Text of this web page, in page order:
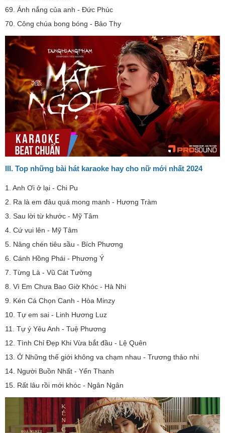
69. Ánh nắng của anh - Đức Phúc
70. Công chúa bong bóng - Bảo Thy
III. Top những bài hát karaoke hay cho nữ mới nhất 2024
1. Anh Ơi ở lại - Chi Pu
2. Ra là em đâu quá mong manh - Hương Tràm
3. Sau lời từ khước - Mỹ Tâm
4. Cứ vui lên - Mỹ Tâm
5. Nâng chén tiêu sầu - Bích Phương
6. Cánh Hồng Phái - Phương Ý
7. Từng Là - Vũ Cát Tường
8. Vì Em Chưa Bao Giờ Khóc - Hà Nhi
9. Kén Cá Chọn Canh - Hòa Minzy
10. Tự em sai - Linh Hương Luz
11. Tự ý Yêu Anh - Tuệ Phương
12. Tình Chỉ Đẹp Khi Vừa bắt đầu - Lệ Quên
13. Ở Những thế giới không va chạm nhau - Trương thảo nhi
14. Người Buồn Nhất - Yến Thanh
15. Rất lâu rồi mới khóc - Ngân Ngân